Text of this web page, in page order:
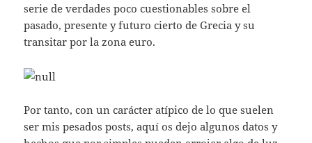
serie de verdades poco cuestionables sobre el
pasado, presente y futuro cierto de Grecia y su
transitar por la zona euro.
Por tanto, con un carácter atípico de lo que suelen
ser mis pesados posts, aquí os dejo algunos datos y